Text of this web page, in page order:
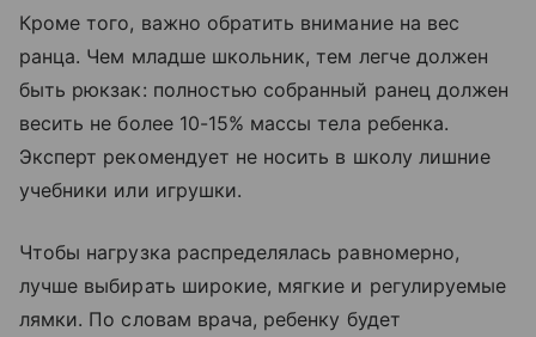
Кроме того, важно обратить внимание на вес
ранца. Чем младше школьник, тем легче должен
быть рюкзак: полностью собранный ранец должен
весить не более 10-15% массы тела ребенка.
Эксперт рекомендует не носить в школу лишние
учебники или игрушки.
Чтобы нагрузка распределялась равномерно,
лучше выбирать широкие, мягкие и регулируемые
лямки. По словам врача, ребенку будет